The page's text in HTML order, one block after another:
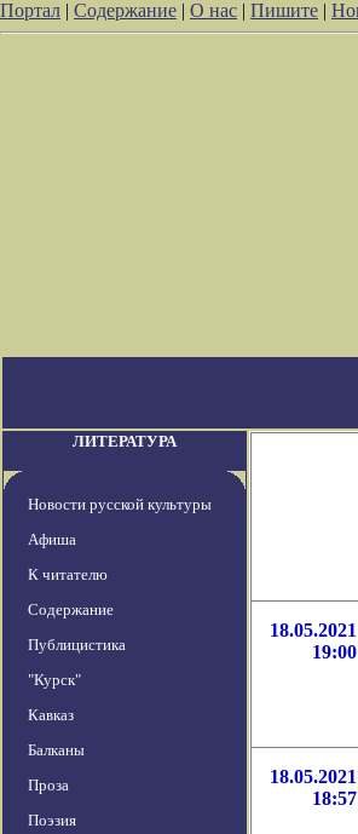
Портал | Содержание | О нас | Пишите |
ЛИТЕРАТУРА
Новости русской культуры
Афиша
К читателю
Содержание
Публицистика
"Курск"
Кавказ
Балканы
Проза
Поэзия
18.05.2021
19:00
18.05.2021
18:57